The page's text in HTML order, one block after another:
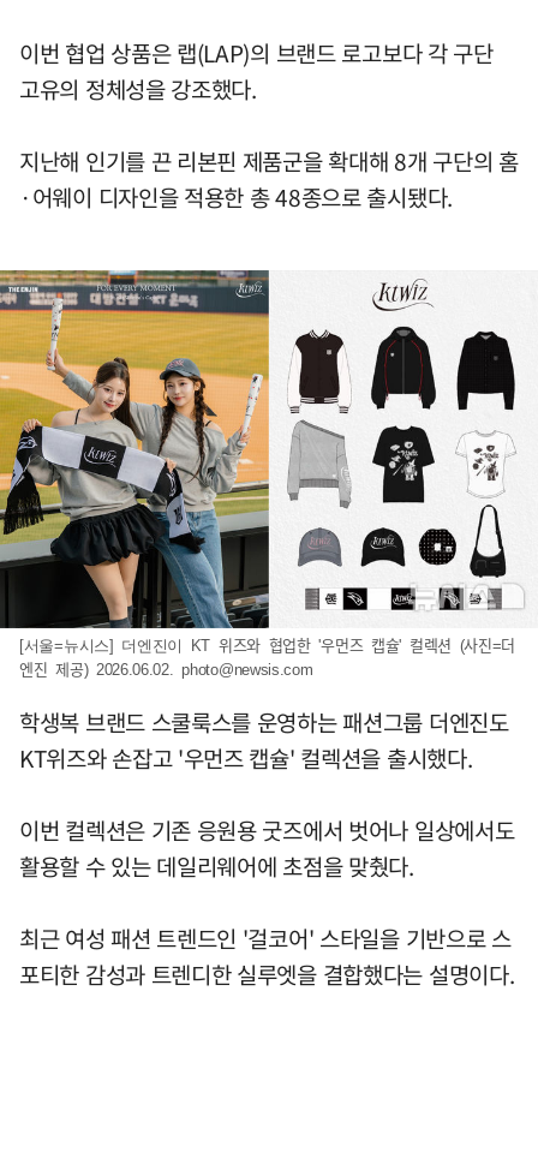
이번 협업 상품은 랩(LAP)의 브랜드 로고보다 각 구단
고유의 정체성을 강조했다.
지난해 인기를 끈 리본핀 제품군을 확대해 8개 구단의 홈
·어웨이 디자인을 적용한 총 48종으로 출시됐다.
[서울=뉴시스] 더엔진이 KT 위즈와 협업한 '우먼즈 캡슐' 컬렉션 (사진=더
엔진 제공) 2026.06.02.photo@newsis.com
학생복 브랜드 스쿨룩스를 운영하는 패션그룹 더엔진도
KT위즈와 손잡고 '우먼즈 캡슐' 컬렉션을 출시했다.
이번 컬렉션은 기존 응원용 굿즈에서 벗어나 일상에서도
활용할 수 있는 데일리웨어에 초점을 맞췄다.
최근 여성 패션 트렌드인 '걸코어' 스타일을 기반으로 스
포티한 감성과 트렌디한 실루엣을 결합했다는 설명이다.